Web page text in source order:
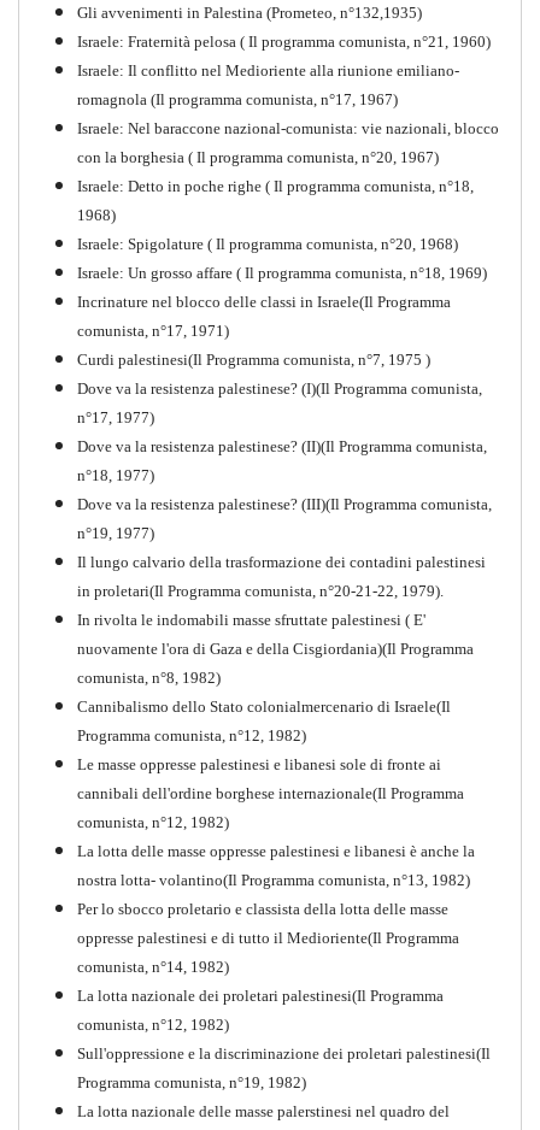
Storia della Sinistra
Comunista V
Perchè la Russia non era
comunista
Quaderno n°10
Gli avvenimenti in Palestina (Prometeo, n°132,1935)
Israele: Fraternità pelosa ( Il programma comunista, n°21, 1960)
Israele: Il conflitto nel Medioriente alla riunione emiliano-
romagnola (Il programma comunista, n°17, 1967)
Israele: Nel baraccone nazional-comunista: vie nazionali, blocco
con la borghesia ( Il programma comunista, n°20, 1967)
Israele: Detto in poche righe ( Il programma comunista, n°18,
1968)
Israele: Spigolature ( Il programma comunista, n°20, 1968)
Israele: Un grosso affare ( Il programma comunista, n°18, 1969)
Incrinature nel blocco delle classi in Israele(Il Programma
comunista, n°17, 1971)
Curdi palestinesi(Il Programma comunista, n°7, 1975 )
Dove va la resistenza palestinese? (I)(Il Programma comunista,
n°17, 1977)
Dove va la resistenza palestinese? (II)(Il Programma comunista,
n°18, 1977)
Dove va la resistenza palestinese? (III)(Il Programma comunista,
n°19, 1977)
Il lungo calvario della trasformazione dei contadini palestinesi
in proletari(Il Programma comunista, n°20-21-22, 1979).
In rivolta le indomabili masse sfruttate palestinesi ( E'
nuovamente l'ora di Gaza e della Cisgiordania)(Il Programma
comunista, n°8, 1982)
Cannibalismo dello Stato colonialmercenario di Israele(Il
Programma comunista, n°12, 1982)
Le masse oppresse palestinesi e libanesi sole di fronte ai
cannibali dell'ordine borghese internazionale(Il Programma
comunista, n°12, 1982)
La lotta delle masse oppresse palestinesi e libanesi è anche la
nostra lotta- volantino(Il Programma comunista, n°13, 1982)
Per lo sbocco proletario e classista della lotta delle masse
oppresse palestinesi e di tutto il Medioriente(Il Programma
comunista, n°14, 1982)
La lotta nazionale dei proletari palestinesi(Il Programma
comunista, n°12, 1982)
Sull'oppressione e la discriminazione dei proletari palestinesi(Il
Programma comunista, n°19, 1982)
La lotta nazionale delle masse palerstinesi nel quadro del